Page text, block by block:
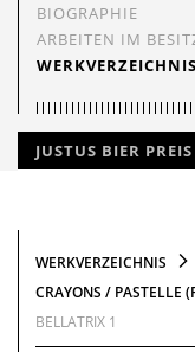
BIOGRAPHIE
ARBEITEN IM
WERKVERZEICHNIS
JUSTUS BIER
WERKVERZEICHNIS
CRAYONS / PASTELLE
BELLATRIX 1